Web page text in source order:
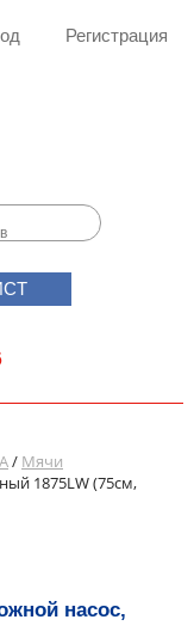
Регистрация
/ Мячи
1875LW (75см,
насос,